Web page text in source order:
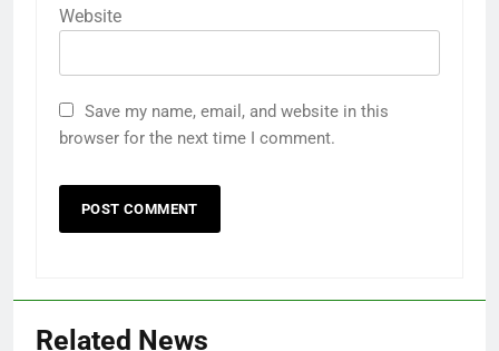
Website
Save my name, email, and website in this
browser for the next time I comment.
Related News